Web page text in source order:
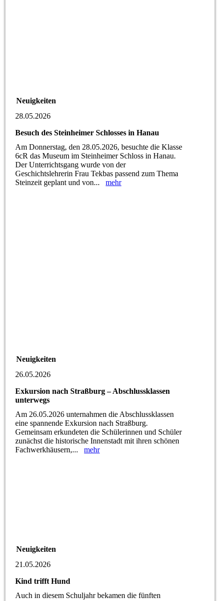
Neuigkeiten
28.05.2026
Besuch des Steinheimer Schlosses in Hanau
Am Donnerstag, den 28.05.2026, besuchte die Klasse
6cR das Museum im Steinheimer Schloss in Hanau.
Der Unterrichtsgang wurde von der
Geschichtslehrerin Frau Tekbas passend zum Thema
Steinzeit geplant und von...mehr
Neuigkeiten
26.05.2026
Exkursion nach Straßburg – Abschlussklassen
unterwegs
Am 26.05.2026 unternahmen die Abschlussklassen
eine spannende Exkursion nach Straßburg.
Gemeinsam erkundeten die Schülerinnen und Schüler
zunächst die historische Innenstadt mit ihren schönen
Fachwerkhäusern,...mehr
Neuigkeiten
21.05.2026
Kind trifft Hund
Auch in diesem Schuljahr bekamen die fünften